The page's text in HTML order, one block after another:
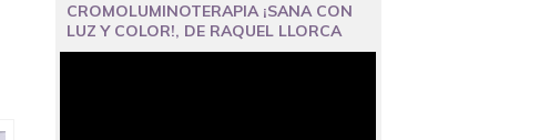
CROMOLUMINOTERAPIA ¡SANA CON
LUZ Y COLOR!, DE RAQUEL LLORCA